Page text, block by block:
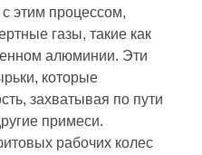
этим процессом,
газы, такие как
алюминии. Эти
которые
захватывая по пути
примеси.
рабочих колес